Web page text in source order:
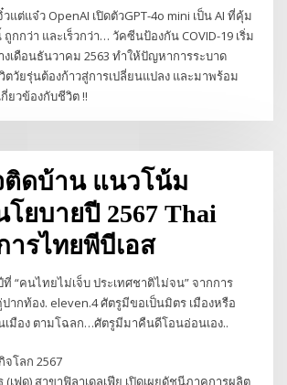
แต่แจ๋ว OpenAI เปิดตัวGPT-4o mini เป็น AI ที่คุ้ม
กกว่า และเร็วกว่า… วัคซีนป้องกัน COVID-19 เริ่ม
เดือนธันวาคม 2563 ทำให้ปัญหาการระบาด
ตวัยรุ่นต้องก้าวสู่การเปลี่ยนแปลง และมาพร้อม
ยวข้องกับชีวิต !!
ติดบ้าน แนวโน้ม
โยบายปี 2567 Thai
ารไทยพีบีเอส
ที่ “คนไทยไม่เจ็บ ประเทศชาติไม่จน” จากการ
ากท้อง. eleven.4 ศัตรูมีขอเป็นมิตร เมืองหรือ
เมือง ตามโฉลก…ศัตรูมีมาคืนดีโอนอ่อนเอง..
โลก 2567
(เฟด) สาขาฟิลาเดลเฟีย เปิดเผยดัชนีภาคการผลิต